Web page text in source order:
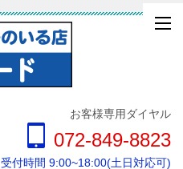
お客様専用ダイヤル
072-849-8823
受付時間 9:00~18:00(土日対応可)